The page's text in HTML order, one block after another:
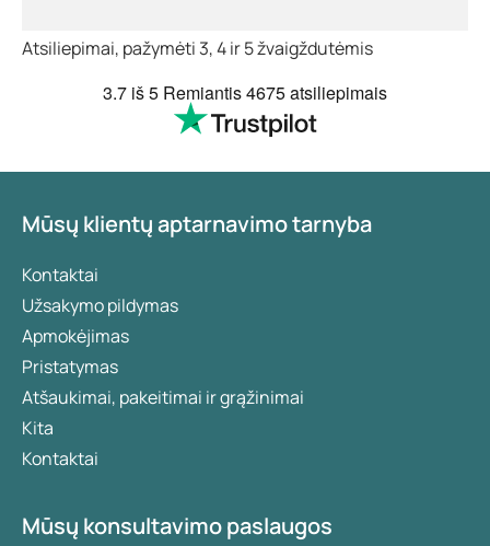
Atsiliepimai, pažymėti 3, 4 ir 5 žvaigždutėmis
3.7 iš 5 Remiantis4675 atsiliepimais
Mūsų klientų aptarnavimo tarnyba
Kontaktai
Užsakymo pildymas
Apmokėjimas
Pristatymas
Atšaukimai, pakeitimai ir grąžinimai
Kita
Kontaktai
Mūsų konsultavimo paslaugos